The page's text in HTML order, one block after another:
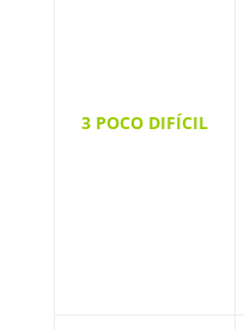
3 POCO DIFÍCIL